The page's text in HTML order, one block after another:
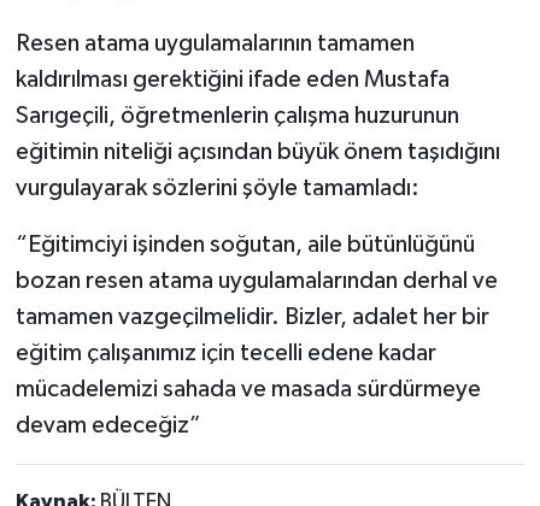
Resen atama uygulamalarının tamamen
kaldırılması gerektiğini ifade eden Mustafa
Sarıgeçili, öğretmenlerin çalışma huzurunun
eğitimin niteliği açısından büyük önem taşıdığını
vurgulayarak sözlerini şöyle tamamladı:
“Eğitimciyi işinden soğutan, aile bütünlüğünü
bozan resen atama uygulamalarından derhal ve
tamamen vazgeçilmelidir. Bizler, adalet her bir
eğitim çalışanımız için tecelli edene kadar
mücadelemizi sahada ve masada sürdürmeye
devam edeceğiz”